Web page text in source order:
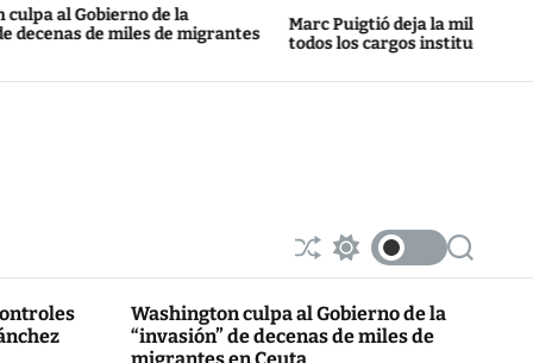
de la
miles de migrantes
Marc Puigtió deja la militancia de ERC y
todos los cargos institucionales
S
h
ff
l
e
S
w
t
c
S
e
Washington culpa al Gobierno de la
“invasión” de decenas de miles de